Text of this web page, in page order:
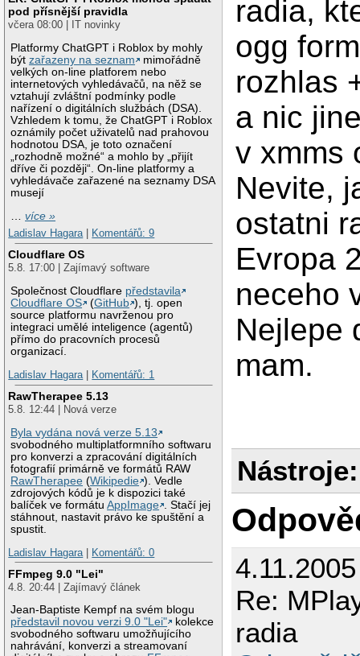
pod přísnější pravidla
včera 08:00 | IT novinky
Platformy ChatGPT i Roblox by mohly
býtzařazeny na seznam
mimořádně
velkých on-line platforem nebo
internetových vyhledávačů, na něž se
vztahují zvláštní podmínky podle
nařízení o digitálních službách (DSA).
Vzhledem k tomu, že ChatGPT i Roblox
oznámily počet uživatelů nad prahovou
hodnotou DSA, je toto označení
„rozhodně možné“ a mohlo by „přijít
dříve či později“. On-line platformy a
vyhledávače zařazené na seznamy DSA
musejí
…více »
Ladislav Hagara| Komentářů: 9
Cloudflare OS
5.8. 17:00 | Zajímavý software
Společnost Cloudflare představila
Cloudflare OS
(GitHub ), tj. open
source platformu navrženou pro
integraci umělé inteligence (agentů)
přímo do pracovních procesů
organizací.
Ladislav Hagara| Komentářů: 1
RawTherapee 5.13
5.8. 12:44 | Nová verze
Byla vydána nová verze 5.13
svobodného multiplatformního softwaru
pro konverzi a zpracování digitálních
fotografií primárně ve formátů RAW
RawTherapee (Wikipedie ). Vedle
zdrojových kódů je k dispozici také
balíček ve formátuAppImage
. Stačí jej
stáhnout, nastavit právo ke spuštění a
spustit.
Ladislav Hagara| Komentářů: 0
FFmpeg 9.0 "Lei"
4.8. 20:44 | Zajímavý článek
Jean-Baptiste Kempf na svém blogu
představil novou verzi 9.0 "Lei"
kolekce
svobodného softwaru umožňujícího
nahrávání, konverzi a streamovaní
radia,
ogg
rozhlas
a nic
v xmms
Nevite,
ostatni
Evropa
neceho
Nejlepe
mam.
Nástroje:
Re:
radia